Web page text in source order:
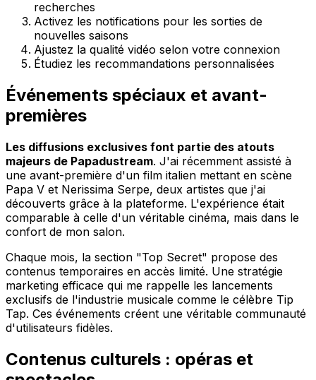
recherches
Activez les notifications pour les sorties de
nouvelles saisons
Ajustez la qualité vidéo selon votre connexion
Étudiez les recommandations personnalisées
Événements spéciaux et avant-
premières
Les diffusions exclusives font partie des atouts
majeurs de Papadustream. J'ai récemment assisté à
une avant-première d'un film italien mettant en scène
Papa V et Nerissima Serpe, deux artistes que j'ai
découverts grâce à la plateforme. L'expérience était
comparable à celle d'un véritable cinéma, mais dans le
confort de mon salon.
Chaque mois, la section "Top Secret" propose des
contenus temporaires en accès limité. Une stratégie
marketing efficace qui me rappelle les lancements
exclusifs de l'industrie musicale comme le célèbre Tip
Tap. Ces événements créent une véritable communauté
d'utilisateurs fidèles.
Contenus culturels : opéras et